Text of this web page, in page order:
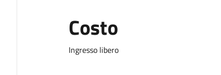
Costo
Ingresso libero